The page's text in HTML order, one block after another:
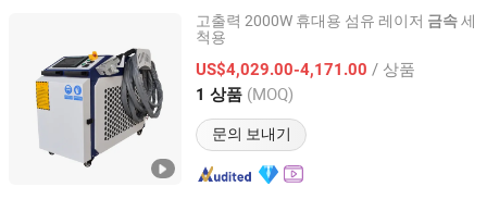
고출력 2000W 휴대용 섬유 레이저 금속세
척용
US$4,029.00-4,171.00 / 상품
1 상품 (MOQ)
문의 보내기
Jinan Omai Cnc Machinery Co., Ltd
Shandong, China 이후 2024